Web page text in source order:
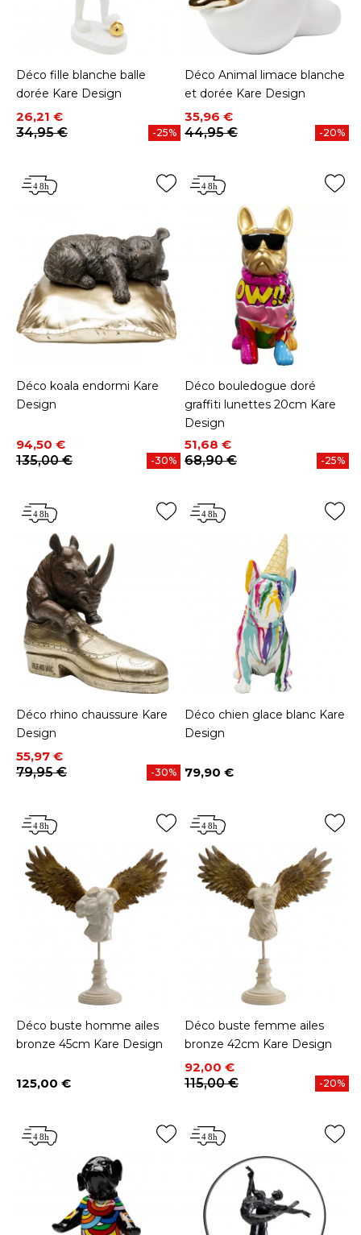
Déco fille blanche balle
dorée Kare Design
Prix
26,21 €
Prix de base
34,95 €
-25%
Déco Animal limace blanche
et dorée Kare Design
Prix
35,96 €
Prix de base
44,95 €
-20%
Déco koala endormi Kare
Design
Prix
94,50 €
Prix de base
135,00 €
-30%
Déco bouledogue doré
graffiti lunettes 20cm Kare
Design
Prix
51,68 €
Prix de base
68,90 €
-25%
Déco rhino chaussure Kare
Design
Prix
55,97 €
Prix de base
79,95 €
-30%
Déco chien glace blanc Kare
Design
Prix
79,90 €
Déco buste homme ailes
bronze 45cm Kare Design
Prix
125,00 €
Déco buste femme ailes
bronze 42cm Kare Design
Prix
92,00 €
Prix de base
115,00 €
-20%